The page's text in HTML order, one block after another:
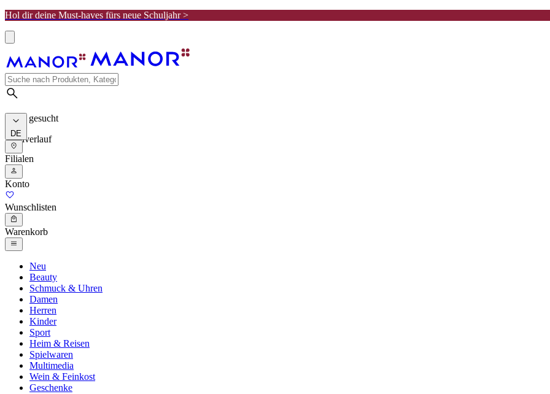
Hol dir deine Must-haves fürs neue Schuljahr >
Meist gesucht
Suchverlauf
DE
Filialen
Konto
Wunschlisten
Warenkorb
Neu
Beauty
Schmuck & Uhren
Damen
Herren
Kinder
Sport
Heim & Reisen
Spielwaren
Multimedia
Wein & Feinkost
Geschenke